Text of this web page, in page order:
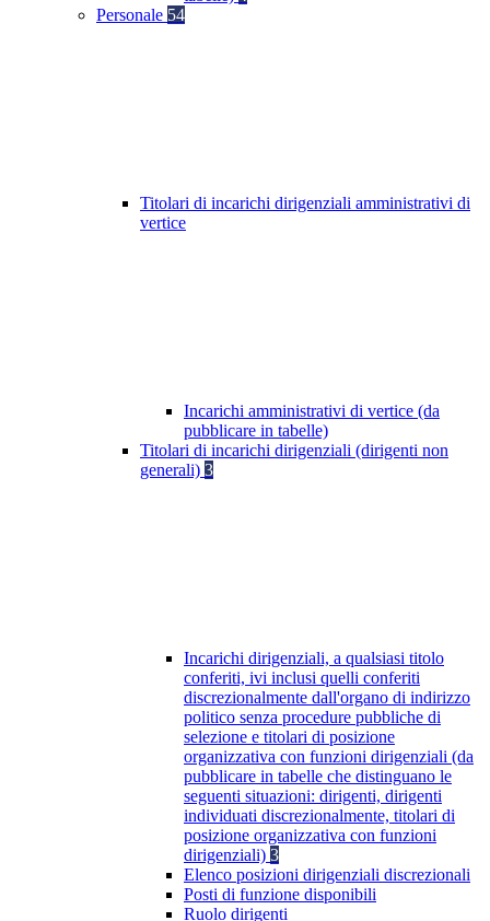
Personale 54
Titolari di incarichi dirigenziali amministrativi di
vertice
Incarichi amministrativi di vertice (da
pubblicare in tabelle)
Titolari di incarichi dirigenziali (dirigenti non
generali) 3
Incarichi dirigenziali, a qualsiasi titolo
conferiti, ivi inclusi quelli conferiti
discrezionalmente dall'organo di indirizzo
politico senza procedure pubbliche di
selezione e titolari di posizione
organizzativa con funzioni dirigenziali (da
pubblicare in tabelle che distinguano le
seguenti situazioni: dirigenti, dirigenti
individuati discrezionalmente, titolari di
posizione organizzativa con funzioni
dirigenziali) 3
Elenco posizioni dirigenziali discrezionali
Posti di funzione disponibili
Ruolo dirigenti